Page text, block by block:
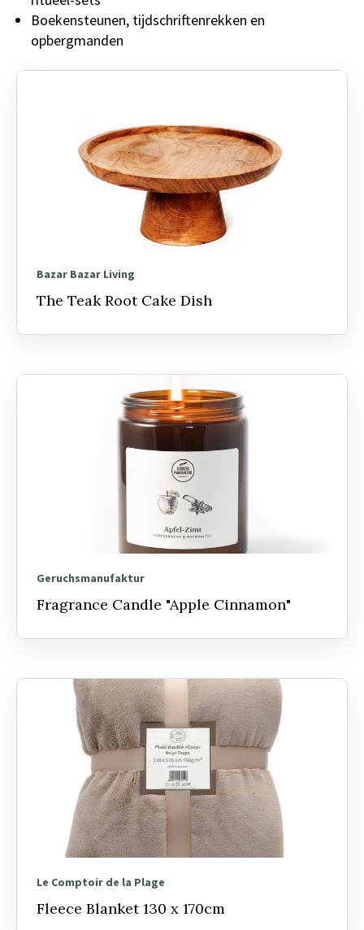
Boekensteunen, tijdschriftenrekken en
opbergmanden
Bazar Bazar Living
The Teak Root Cake Dish
Geruchsmanufaktur
Fragrance Candle "Apple Cinnamon"
Le Comptoir de la Plage
Fleece Blanket 130 x 170cm